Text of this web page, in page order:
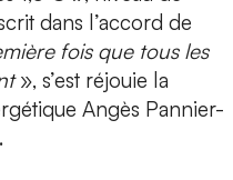
dans l’accord de
fois que tous les
», s’est réjouie la
Angès Pannier-